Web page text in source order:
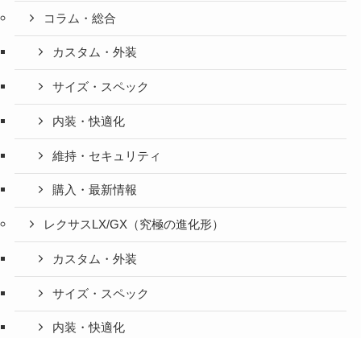
コラム・総合
カスタム・外装
サイズ・スペック
内装・快適化
維持・セキュリティ
購入・最新情報
レクサスLX/GX（究極の進化形）
カスタム・外装
サイズ・スペック
内装・快適化